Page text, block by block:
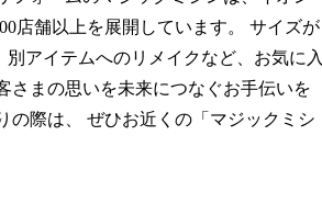
店舗以上を展開しています。 サイズが
アイテムへのリメイクなど、お気に入
さまの思いを未来につなぐお手伝いを
の際は、 ぜひお近くの「マジックミシ